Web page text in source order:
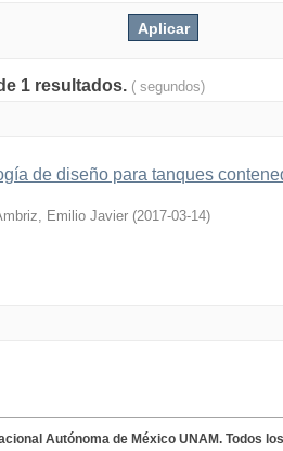
1 resultados. ( segundos)
de diseño para tanques
Emilio Javier (2017-03-14)
Autónoma de México UNAM. Todos